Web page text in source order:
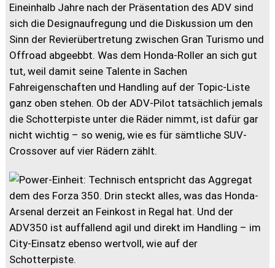
Eineinhalb Jahre nach der Präsentation des ADV sind
sich die Designaufregung und die Diskussion um den
Sinn der Revierübertretung zwischen Gran Turismo und
Offroad abgeebbt. Was dem Honda-Roller an sich gut
tut, weil damit seine Talente in Sachen
Fahreigenschaften und Handling auf der Topic-Liste
ganz oben stehen. Ob der ADV-Pilot tatsächlich jemals
die Schotterpiste unter die Räder nimmt, ist dafür gar
nicht wichtig – so wenig, wie es für sämtliche SUV-
Crossover auf vier Rädern zählt.